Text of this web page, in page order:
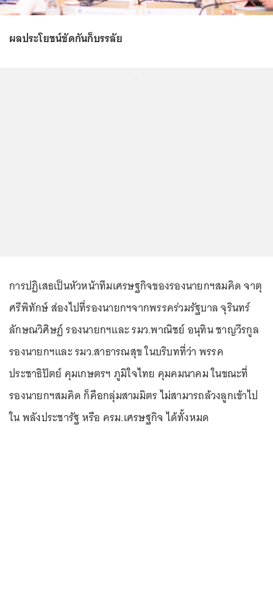
ผลประโยชน์ขัดกันก็บรรลัย
การปฏิเสธเป็นหัวหน้าทีมเศรษฐกิจของรองนายกฯสมคิด จาตุ
ศรีพิทักษ์ ส่องไปที่รองนายกฯจากพรรคร่วมรัฐบาล จุรินทร์
ลักษณวิศิษฏ์ รองนายกฯและ รมว.พาณิชย์ อนุทิน ชาญวีรกูล
รองนายกฯและ รมว.สาธารณสุข ในบริบทที่ว่า พรรค
ประชาธิปัตย์ คุมเกษตรฯ ภูมิใจไทย คุมคมนาคม ในขณะที่
รองนายกฯสมคิด ก็คือกลุ่มสามมิตร ไม่สามารถล้วงลูกเข้าไป
ใน พลังประชารัฐ หรือ ครม.เศรษฐกิจ ได้ทั้งหมด